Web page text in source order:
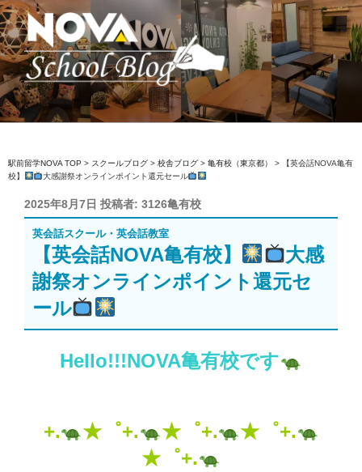
コ
ン
テ
ン
ツ
へ
ス
ッ
プ
駅前留学NOVA【公式】スクールブロ
英会話スクール・英会話教室
駅前留学NOVA TOP > スクールブログ > 校舎ブログ > 亀有校（東京都） >
【英会話NOVA亀有
校】
大感謝祭オンラインポイント還元セール
投
稿
日:
2025年8月7日 投稿者: 3126亀有校
英会話スクール・英会話教室
【英会話NOVA亀有校】
大感
謝祭オンラインポイント還元セ
ール
Hello!!!NOVA亀有校です
+. ★゜+. ★゜+.
★゜+.
★゜+.